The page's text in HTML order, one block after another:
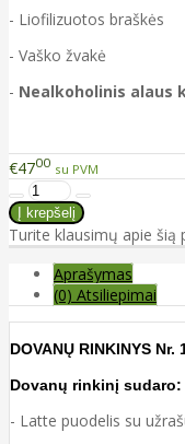
- Liofilizuotos braškės
- Vaško žvakė
- Nealkoholinis alaus
€4700 su PVM
Turite klausimų apie šią
Aprašymas
(0) Atsiliepimai
DOVANŲ RINKINYS Nr.
Dovanų rinkinį sudaro:
- Latte puodelis su